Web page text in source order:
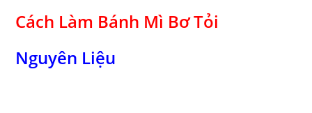
Cách Làm Bánh Mì Bơ Tỏi
Nguyên Liệu